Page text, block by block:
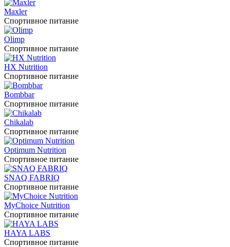
Maxler
Спортивное питание
Olimp
Спортивное питание
HX Nutrition
Спортивное питание
Bombbar
Спортивное питание
Chikalab
Спортивное питание
Optimum Nutrition
Спортивное питание
SNAQ FABRIQ
Спортивное питание
MyChoice Nutrition
Спортивное питание
HAYA LABS
Спортивное питание